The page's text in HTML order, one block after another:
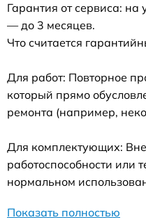
Гарантия от сервиса:
— до 3 месяцев.
Что считается
Для работ: Повторное
который прямо
ремонта (например,
Для комплектующих:
работоспособности или
нормальном
Показать полностью